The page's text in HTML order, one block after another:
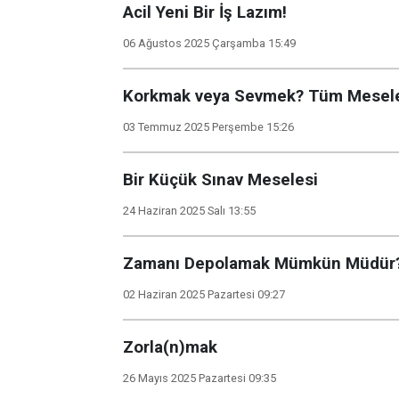
Acil Yeni Bir İş Lazım!
06 Ağustos 2025 Çarşamba 15:49
Korkmak veya Sevmek? Tüm
03 Temmuz 2025 Perşembe 15:26
Bir Küçük Sınav Meselesi
24 Haziran 2025 Salı 13:55
Zamanı Depolamak Mümkün
02 Haziran 2025 Pazartesi 09:27
Zorla(n)mak
26 Mayıs 2025 Pazartesi 09:35